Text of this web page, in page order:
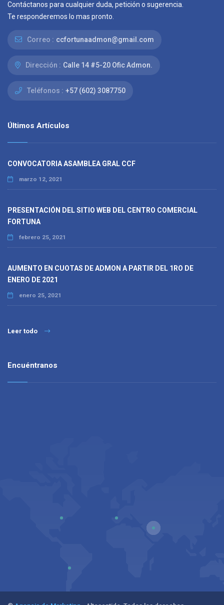
Contáctanos para cualquier duda, petición o sugerencia.
Te responderemos lo mas pronto.
Correo : ccfortunaadmon@gmail.com
Dirección : Calle 14 #5-20 Ofic Admon.
Teléfonos : +57 (602) 3087750
Últimos Artículos
CONVOCATORIA ASAMBLEA GRAL CCF
marzo 12, 2021
PRESENTACIÓN DEL SITIO WEB DEL CENTRO COMERCIAL
FORTUNA
febrero 25, 2021
AUMENTO EN CUOTAS DE ADMON A PARTIR DEL 1RO DE
ENERO DE 2021
enero 25, 2021
Leer todo
Encuéntranos